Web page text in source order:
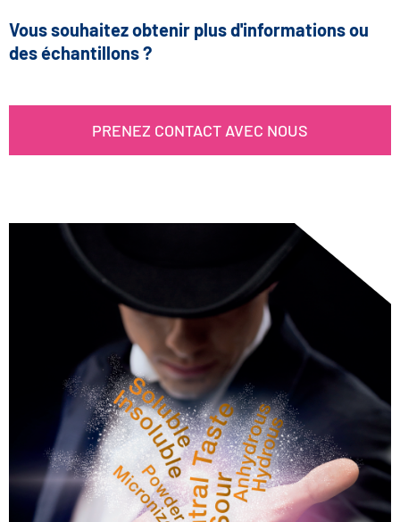
Vous souhaitez obtenir plus d'informations ou
des échantillons ?
PRENEZ CONTACT AVEC NOUS